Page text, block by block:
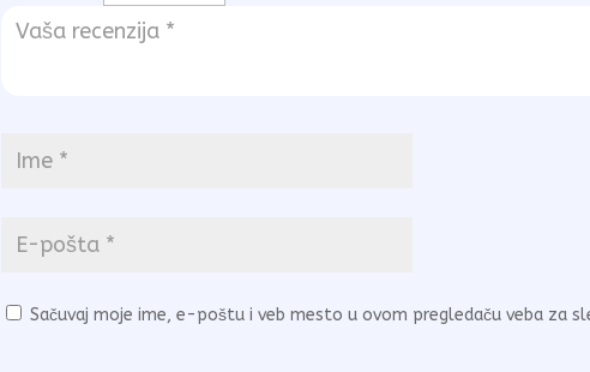
Sačuvaj moje ime, e-poštu i veb mesto u ovom pregledaču veba za